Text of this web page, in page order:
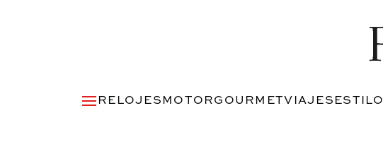
RELOJESMOTORGOURMETVIAJESESTILO